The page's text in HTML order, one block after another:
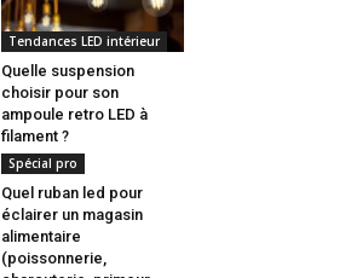
Tendances LED intérieur
Quelle suspension
choisir pour son
ampoule retro LED à
filament ?
Spécial pro
Quel ruban led pour
éclairer un magasin
alimentaire
(poissonnerie,